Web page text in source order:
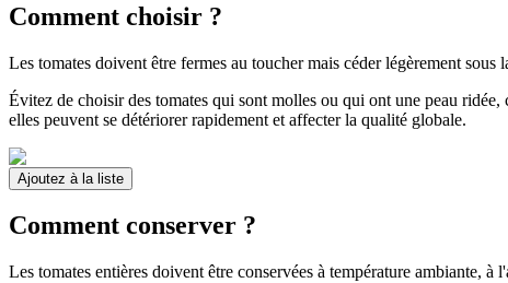
Comment choisir ?
Les tomates doivent être fermes au toucher mais céder légèrement
Évitez de choisir des tomates qui sont molles ou qui ont une peau
elles peuvent se détériorer rapidement et affecter la qualité globale.
Ajoutez à la liste
Comment conserver ?
Les tomates entières doivent être conservées à température ambiante,